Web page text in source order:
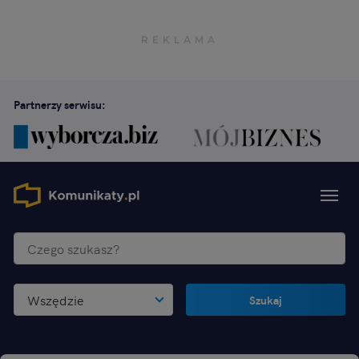
Partnerzy serwisu:
Wszędzie Szukaj